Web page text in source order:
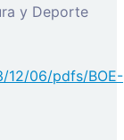
y Deporte
12/06/pdfs/BOE-